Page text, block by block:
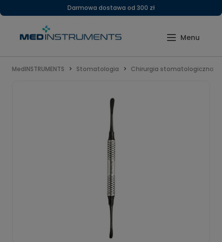
Darmowa dostawa od 300 zł
MedINSTRUMENTS Stomatologia Chirurgia stomatologiczna